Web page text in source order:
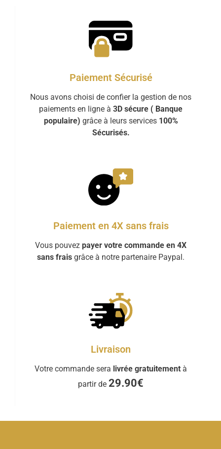
Paiement Sécurisé
Nous avons choisi de confier la gestion de nos
paiements en ligne à 3D sécure ( Banque
populaire) grâce à leurs services 100%
Sécurisés.
Paiement en 4X sans frais
Vous pouvez payer votre commande en 4X
sans frais grâce à notre partenaire Paypal.
Livraison
Votre commande sera livrée gratuitement à
partir de 29.90€